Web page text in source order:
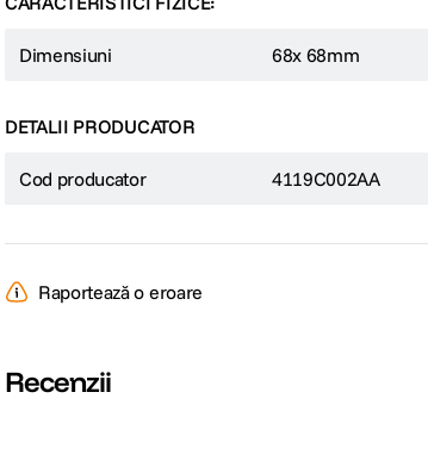
Dimensiuni 68x 68mm
DETALII PRODUCATOR
Cod producator 4119C002AA
Raportează o eroare
Recenzii